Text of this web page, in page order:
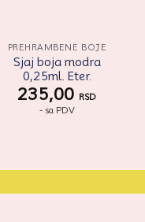
PREHRAMBENE BOJE
Sjaj boja modra
0,25ml. Eter.
235,00 RSD
- sa PDV